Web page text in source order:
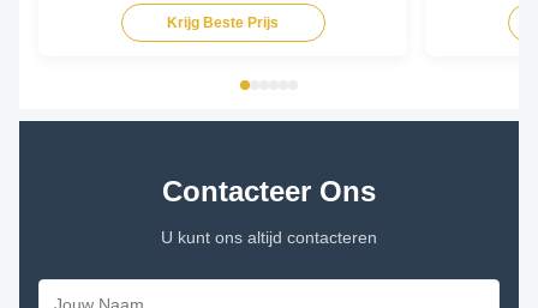
TRUSTEC DESCRIPTION CENTURY/ AO SMITH
FASCO GE/ GENTEQ US MOTORS/ EMERSON
MOTORS ...
Krijg Beste Prijs
Capacitor
Rated
Contacteer Ons
U kunt ons altijd contacteren